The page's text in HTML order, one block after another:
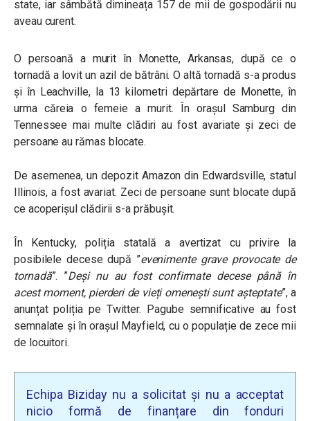
state, iar sâmbătă dimineața 157 de mii de gospodării nu
aveau curent.
O persoană a murit în Monette, Arkansas, după ce o
tornadă a lovit un azil de bătrâni. O altă tornadă s-a produs
și în Leachville, la 13 kilometri depărtare de Monette, în
urma căreia o femeie a murit. În orașul Samburg din
Tennessee mai multe clădiri au fost avariate și zeci de
persoane au rămas blocate.
De asemenea, un depozit Amazon din Edwardsville, statul
Illinois, a fost avariat. Zeci de persoane sunt blocate după
ce acoperișul clădirii s-a prăbușit.
În Kentucky, poliția statală a avertizat cu privire la
posibilele decese după ”evenimente grave provocate de
tornadă”. ”Deși nu au fost confirmate decese până în
acest moment, pierderi de vieți omenești sunt așteptate”, a
anunțat poliția pe Twitter. Pagube semnificative au fost
semnalate și în orașul Mayfield, cu o populație de zece mii
de locuitori.
Echipa Biziday nu a solicitat și nu a acceptat
nicio formă de finanțare din fonduri